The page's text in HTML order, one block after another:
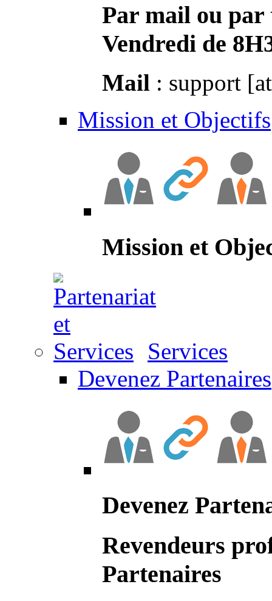
Par mail ou par
Vendredi de
Mail : support
Mission et Objectifs
Mission et
Services
Devenez Partenaires
Devenez
Revendeurs
Partenaires